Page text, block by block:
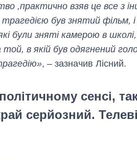
,практично взяв це все з
був знятий фільм, і
були зняті камерою в
в якій був одягнений
, – зазначив Лісний.
сенсі,
серйозний.